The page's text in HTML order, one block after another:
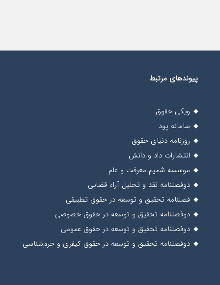
پیوندهای مرتبط
ویکی حقوق
سامانه پود
روزنامه دنیای حقوق
انتشارات داد و دانش
موسسه شمیم معرفت و علم
دوفصلنامه نقد و تحلیل آراء قضایی
فصلنامه تحقیق و توسعه در حقوق تطبیقی
دوفصلنامه تحقیق و توسعه در حقوق حصوصی
دوفصلنامه تحقیق و توسعه در حقوق عمومی
دوفصلنامه تحقیق و توسعه در حقوق کیفری و جرم‌شناسی